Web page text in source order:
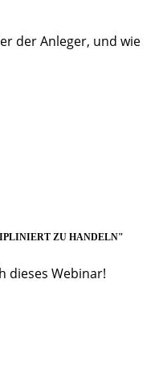
der Anleger, und wie
ZU HANDELN"
dieses Webinar!